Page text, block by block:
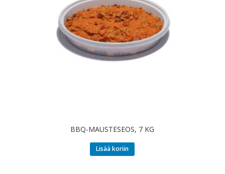
BBQ-MAUSTESEOS, 7 KG
Lisää koriin